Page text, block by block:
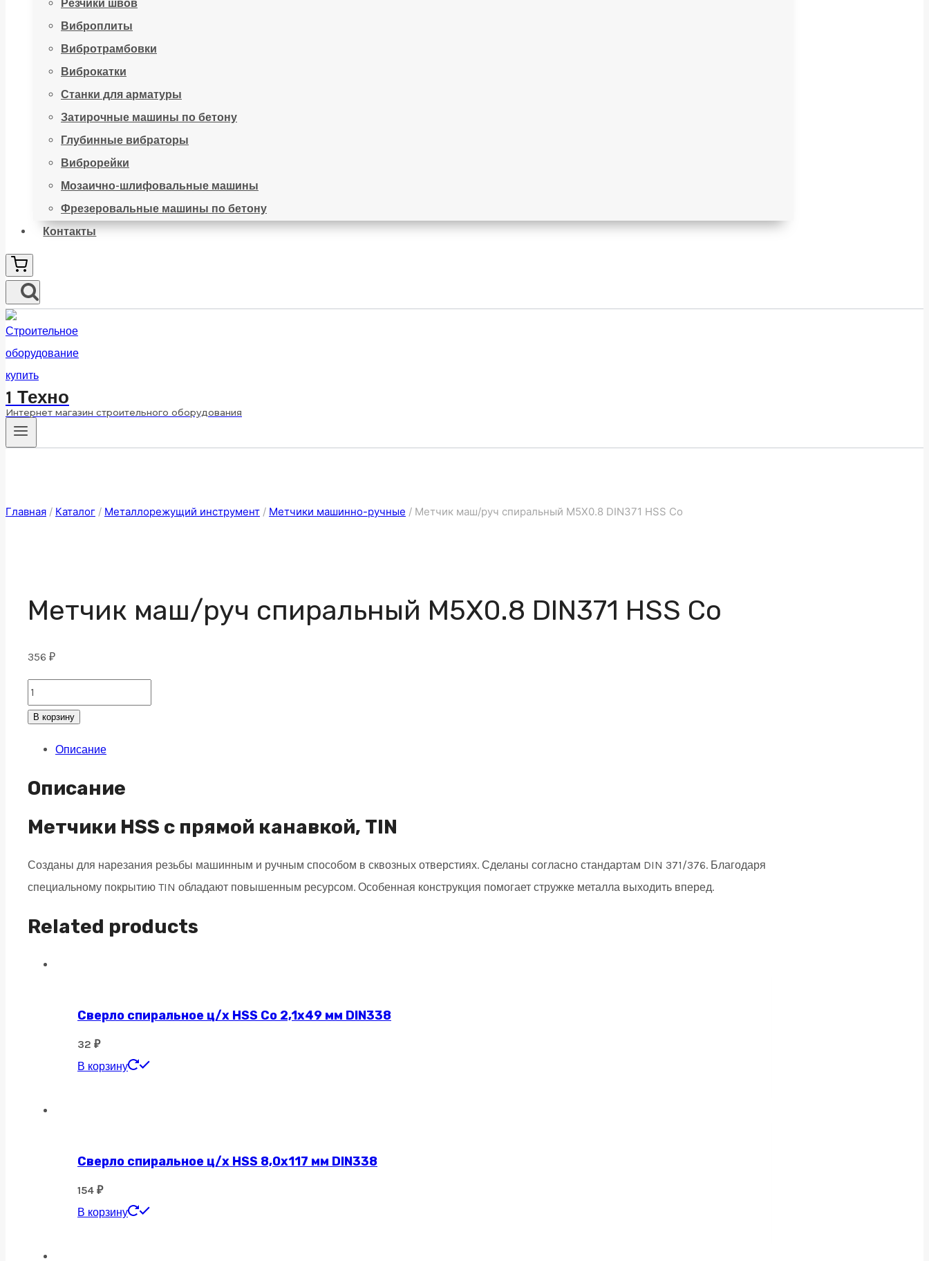
Резчики швов
Виброплиты
Вибротрамбовки
Виброкатки
Станки для арматуры
Затирочные машины по бетону
Глубинные вибраторы
Виброрейки
Мозаично-шлифовальные машины
Фрезеровальные машины по бетону
Контакты
1 Техно
Интернет магазин строительного оборудования
Главная / Каталог / Металлорежущий инструмент / Метчики машинно-ручные / Метчик маш/руч спиральный M5X0.8 DIN371 HSS Co
Метчик маш/руч спиральный M5X0.8 DIN371 HSS Co
356 ₽
Метчик
маш/
спиральный
HSS
quantity
В корзину
Описание
Описание
Метчики HSS с прямой канавкой, TIN
Созданы для нарезания резьбы машинным и ручным способом в сквозных отверстиях. Сделаны согласно стандартам DIN 371/376. Благодаря
специальному покрытию TIN обладают повышенным ресурсом. Особенная конструкция помогает стружке металла выходить вперед.
Related products
Сверло спиральное ц/х HSS Co 2,1х49 мм DIN338
32 ₽
В корзину
Сверло спиральное ц/х HSS 8,0х117 мм DIN338
154 ₽
В корзину